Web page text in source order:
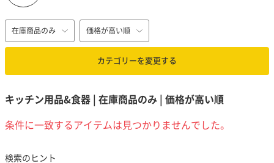
在庫商品のみ 価格が高い順
カテゴリーを変更する
キッチン用品&食器 | 在庫商品のみ | 価格が高い順
条件に一致するアイテムは見つかりませんでした。
検索のヒント